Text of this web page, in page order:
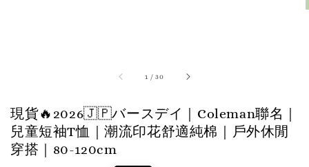
1 /30
現貨🔥2026🇯🇵バースデイ｜Coleman聯名｜
兒童短袖T恤｜潮流印花舒適純棉｜戶外休閒
穿搭｜80-120cm